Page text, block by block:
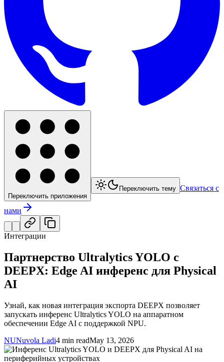
Переключить приложения
Переключить тему Связаться с
нами
Интеграции
Партнерство Ultralytics YOLO с
DEEPX: Edge AI инференс для Physical
AI
Узнай, как новая интеграция экспорта DEEPX позволяет
запускать инференс Ultralytics YOLO на аппаратном
обеспечении Edge AI с поддержкой NPU.
NUNuvola Ladi4 min readMay 13, 2026